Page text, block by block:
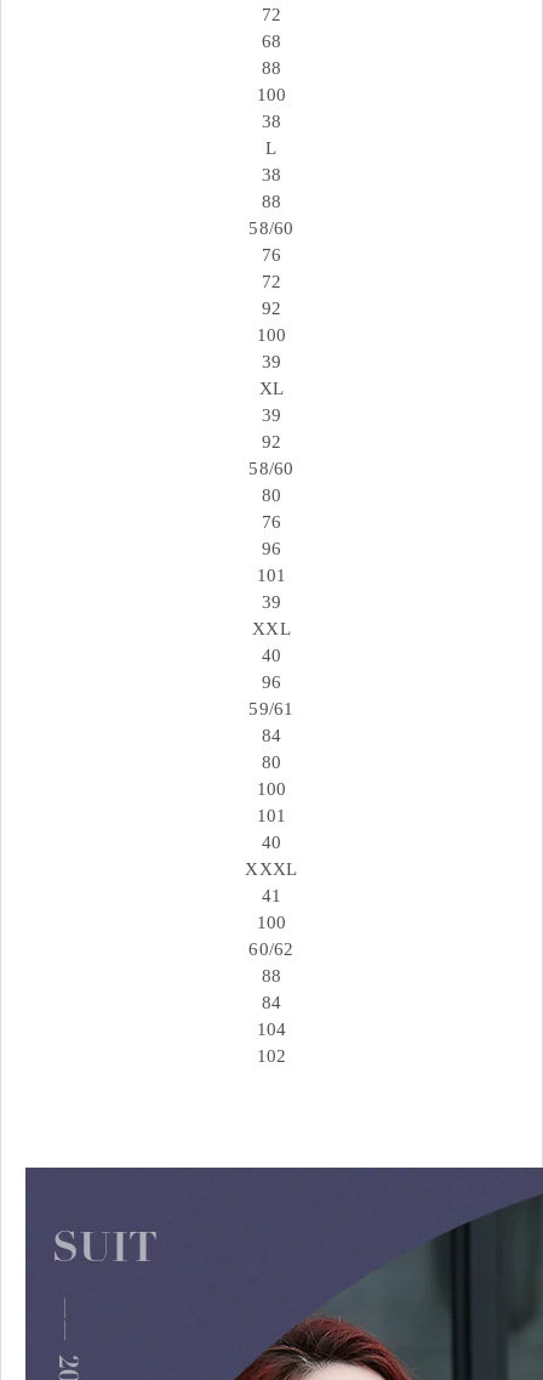
72
68
88
100
38
L
38
88
58/60
76
72
92
100
39
XL
39
92
58/60
80
76
96
101
39
XXL
40
96
59/61
84
80
100
101
40
XXXL
41
100
60/62
88
84
104
102